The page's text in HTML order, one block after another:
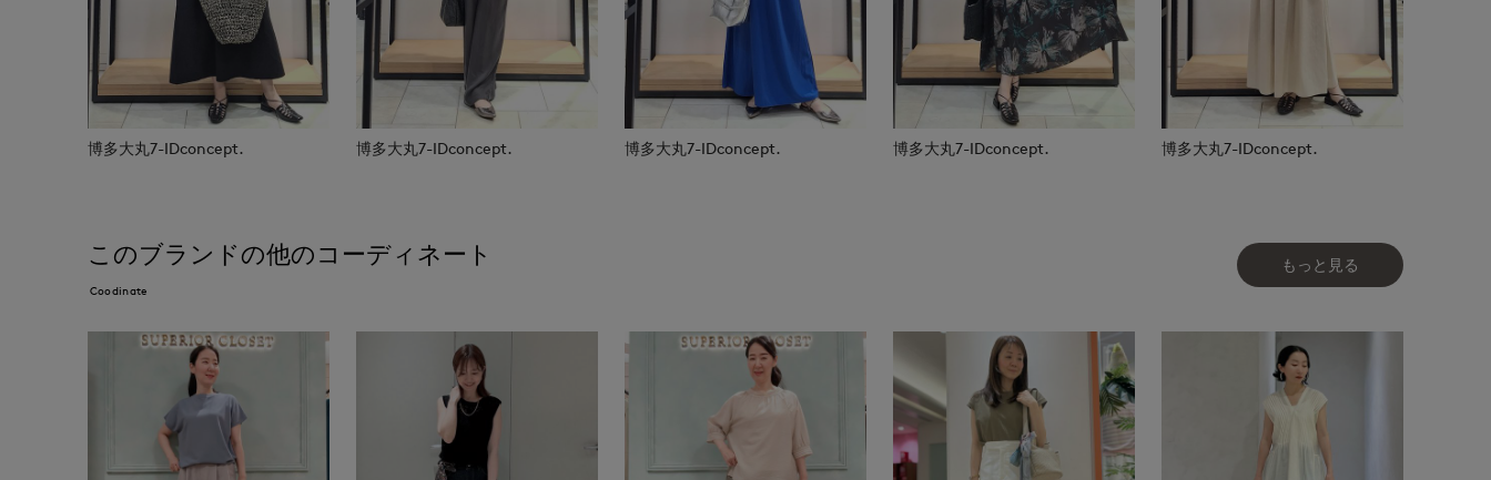
博多大丸7-IDconcept. 博多大丸7-IDconcept. 博多大丸7-IDconcept. 博多大丸7-IDconcept. 博多大丸7-IDconcept.
このブランドの他のコーディネート
Coodinate
もっと見る